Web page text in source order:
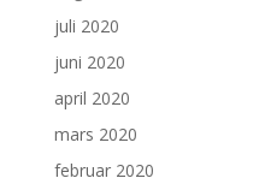
juli 2020
juni 2020
april 2020
mars 2020
februar 2020